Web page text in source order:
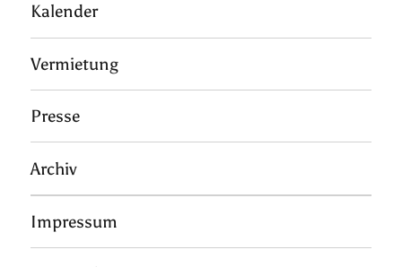
Kalender
Vermietung
Presse
Archiv
Impressum